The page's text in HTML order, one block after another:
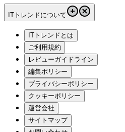
ITトレンドについて
ITトレンドとは
ご利用規約
レビューガイドライン
編集ポリシー
プライバシーポリシー
クッキーポリシー
運営会社
サイトマップ